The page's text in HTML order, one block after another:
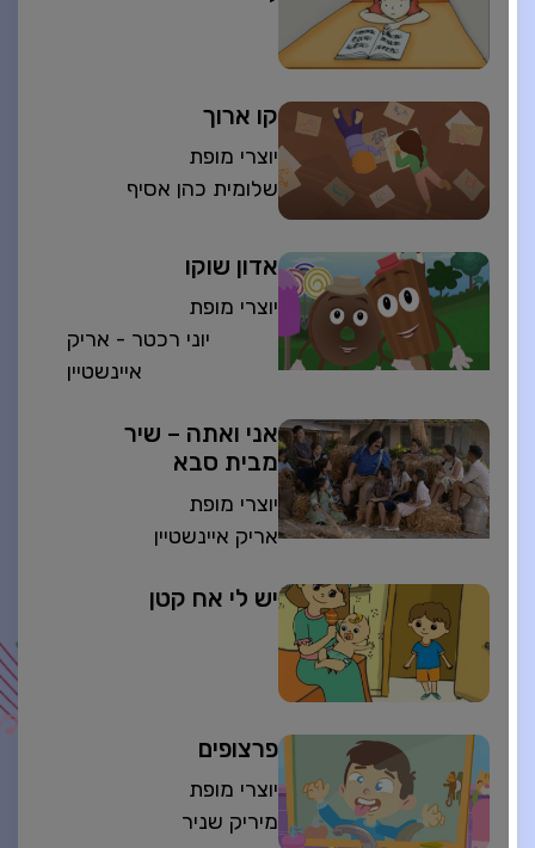
קו ארוך
יוצרי מופת
שלומית כהן אסיף
אדון שוקו
יוצרי מופת
יוני רכטר - אריק
איינשטיין
אני ואתה – שיר
מבית סבא
יוצרי מופת
אריק איינשטיין
יש לי אח קטן
פרצופים
יוצרי מופת
מיריק שניר